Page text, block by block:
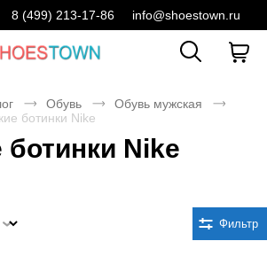
8 (499) 213-17-86 info@shoestown.ru
Обувь
Обувь мужская
ботинки Nike
Nike
Фильтр